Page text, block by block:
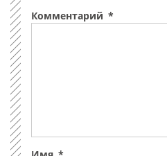
Комментарий *